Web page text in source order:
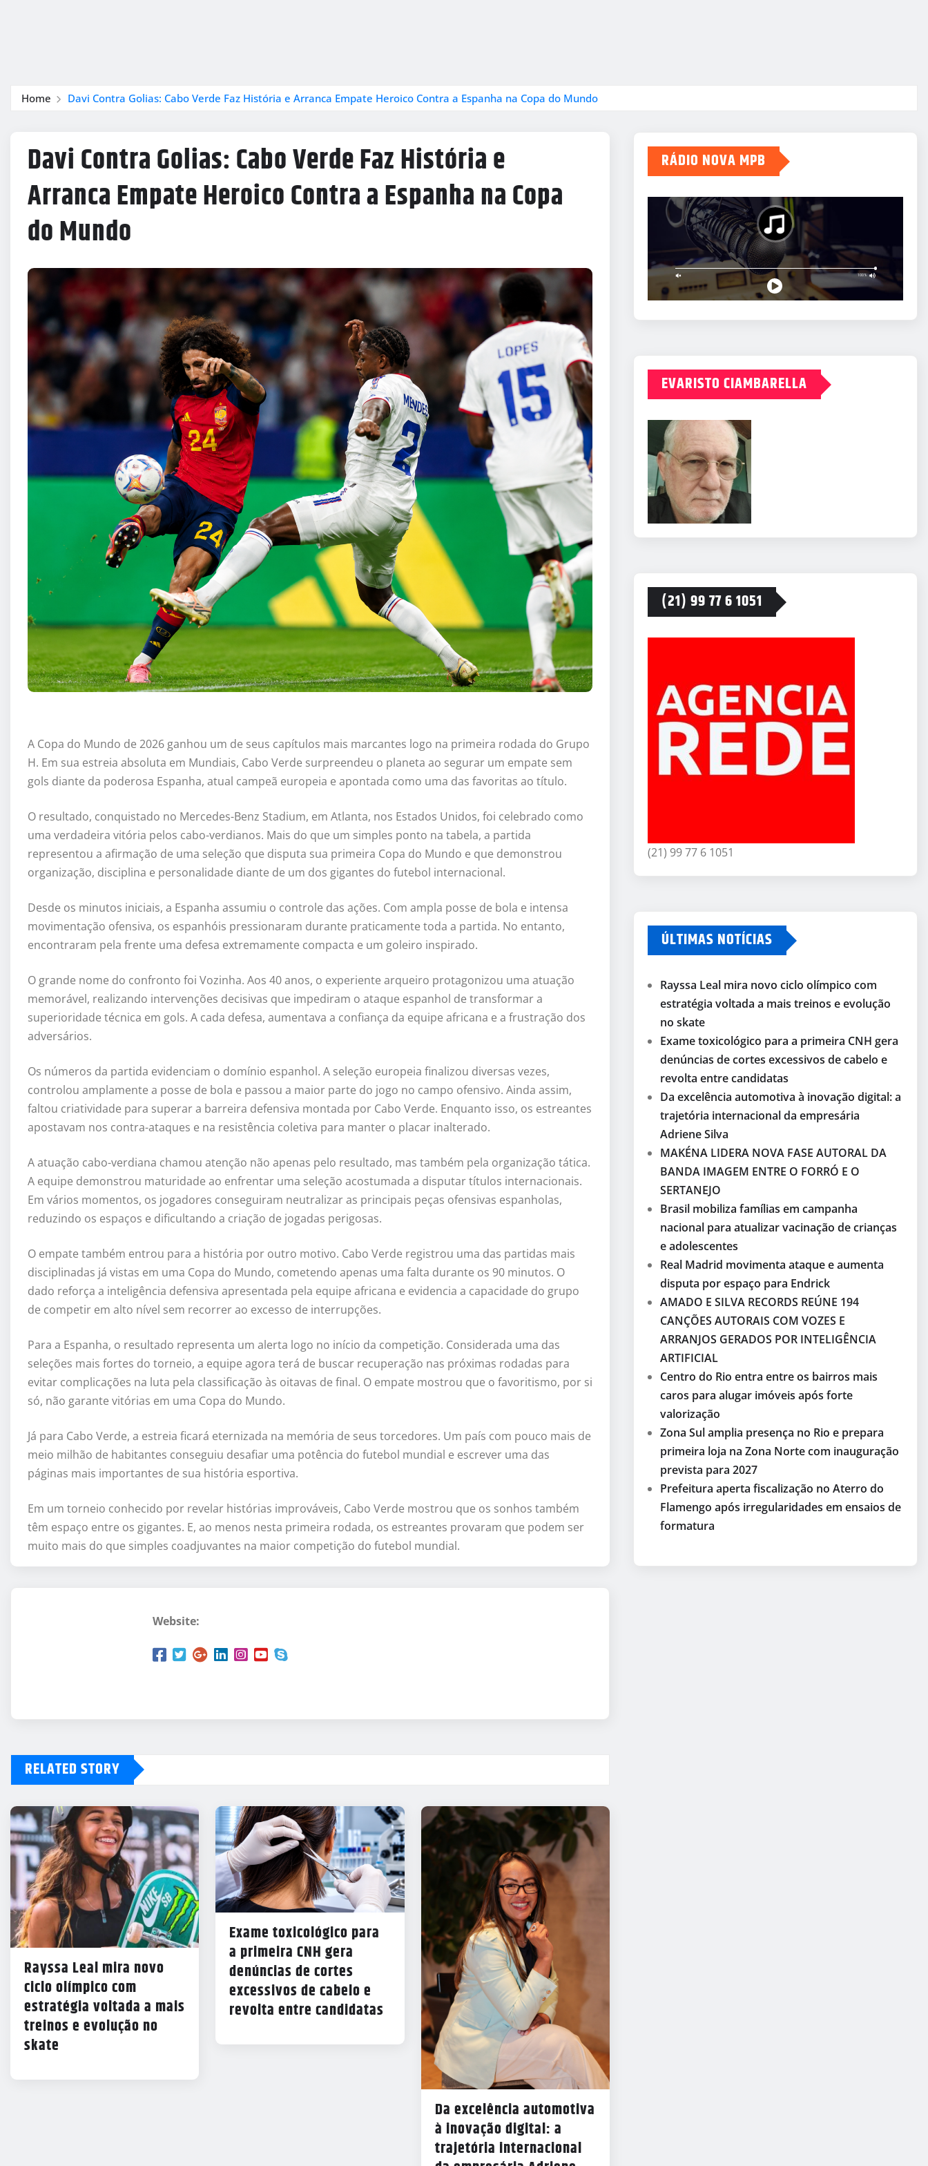
Home Davi Contra Golias: Cabo Verde Faz História e Arranca Empate Heroico Contra a Espanha na Copa do Mundo
Davi Contra Golias: Cabo Verde Faz História e
Arranca Empate Heroico Contra a Espanha na Copa
do Mundo
A Copa do Mundo de 2026 ganhou um de seus capítulos mais marcantes logo na primeira rodada do Grupo
H. Em sua estreia absoluta em Mundiais, Cabo Verde surpreendeu o planeta ao segurar um empate sem
gols diante da poderosa Espanha, atual campeã europeia e apontada como uma das favoritas ao título.
O resultado, conquistado no Mercedes-Benz Stadium, em Atlanta, nos Estados Unidos, foi celebrado como
uma verdadeira vitória pelos cabo-verdianos. Mais do que um simples ponto na tabela, a partida
representou a afirmação de uma seleção que disputa sua primeira Copa do Mundo e que demonstrou
organização, disciplina e personalidade diante de um dos gigantes do futebol internacional.
Desde os minutos iniciais, a Espanha assumiu o controle das ações. Com ampla posse de bola e intensa
movimentação ofensiva, os espanhóis pressionaram durante praticamente toda a partida. No entanto,
encontraram pela frente uma defesa extremamente compacta e um goleiro inspirado.
O grande nome do confronto foi Vozinha. Aos 40 anos, o experiente arqueiro protagonizou uma atuação
memorável, realizando intervenções decisivas que impediram o ataque espanhol de transformar a
superioridade técnica em gols. A cada defesa, aumentava a confiança da equipe africana e a frustração dos
adversários.
Os números da partida evidenciam o domínio espanhol. A seleção europeia finalizou diversas vezes,
controlou amplamente a posse de bola e passou a maior parte do jogo no campo ofensivo. Ainda assim,
faltou criatividade para superar a barreira defensiva montada por Cabo Verde. Enquanto isso, os estreantes
apostavam nos contra-ataques e na resistência coletiva para manter o placar inalterado.
A atuação cabo-verdiana chamou atenção não apenas pelo resultado, mas também pela organização tática.
A equipe demonstrou maturidade ao enfrentar uma seleção acostumada a disputar títulos internacionais.
Em vários momentos, os jogadores conseguiram neutralizar as principais peças ofensivas espanholas,
reduzindo os espaços e dificultando a criação de jogadas perigosas.
O empate também entrou para a história por outro motivo. Cabo Verde registrou uma das partidas mais
disciplinadas já vistas em uma Copa do Mundo, cometendo apenas uma falta durante os 90 minutos. O
dado reforça a inteligência defensiva apresentada pela equipe africana e evidencia a capacidade do grupo
de competir em alto nível sem recorrer ao excesso de interrupções.
Para a Espanha, o resultado representa um alerta logo no início da competição. Considerada uma das
seleções mais fortes do torneio, a equipe agora terá de buscar recuperação nas próximas rodadas para
evitar complicações na luta pela classificação às oitavas de final. O empate mostrou que o favoritismo, por si
só, não garante vitórias em uma Copa do Mundo.
Já para Cabo Verde, a estreia ficará eternizada na memória de seus torcedores. Um país com pouco mais de
meio milhão de habitantes conseguiu desafiar uma potência do futebol mundial e escrever uma das
páginas mais importantes de sua história esportiva.
Em um torneio conhecido por revelar histórias improváveis, Cabo Verde mostrou que os sonhos também
têm espaço entre os gigantes. E, ao menos nesta primeira rodada, os estreantes provaram que podem ser
muito mais do que simples coadjuvantes na maior competição do futebol mundial.
Website:
RELATED STORY
Rayssa Leal mira novo
ciclo olímpico com
estratégia voltada a mais
treinos e evolução no
skate
Exame toxicológico para
a primeira CNH gera
denúncias de cortes
excessivos de cabelo e
revolta entre candidatas
Da excelência automotiva
à inovação digital: a
trajetória internacional
RÁDIO NOVA MPB
EVARISTO CIAMBARELLA
(21) 99 77 6 1051
(21) 99 77 6 1051
ÚLTIMAS NOTÍCIAS
Rayssa Leal mira novo ciclo olímpico com
estratégia voltada a mais treinos e evolução
no skate
Exame toxicológico para a primeira CNH gera
denúncias de cortes excessivos de cabelo e
revolta entre candidatas
Da excelência automotiva à inovação digital: a
trajetória internacional da empresária
Adriene Silva
MAKÉNA LIDERA NOVA FASE AUTORAL DA
BANDA IMAGEM ENTRE O FORRÓ E O
SERTANEJO
Brasil mobiliza famílias em campanha
nacional para atualizar vacinação de crianças
e adolescentes
Real Madrid movimenta ataque e aumenta
disputa por espaço para Endrick
AMADO E SILVA RECORDS REÚNE 194
CANÇÕES AUTORAIS COM VOZES E
ARRANJOS GERADOS POR INTELIGÊNCIA
ARTIFICIAL
Centro do Rio entra entre os bairros mais
caros para alugar imóveis após forte
valorização
Zona Sul amplia presença no Rio e prepara
primeira loja na Zona Norte com inauguração
prevista para 2027
Prefeitura aperta fiscalização no Aterro do
Flamengo após irregularidades em ensaios de
formatura